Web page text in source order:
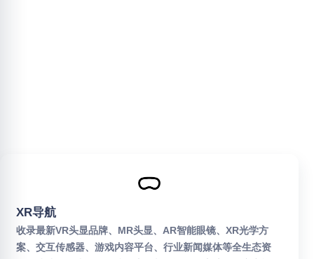
XR导航
收录最新VR头显品牌、MR头显、AR智能眼镜、XR光学方
案、交互传感器、游戏内容平台、行业新闻媒体等全生态资